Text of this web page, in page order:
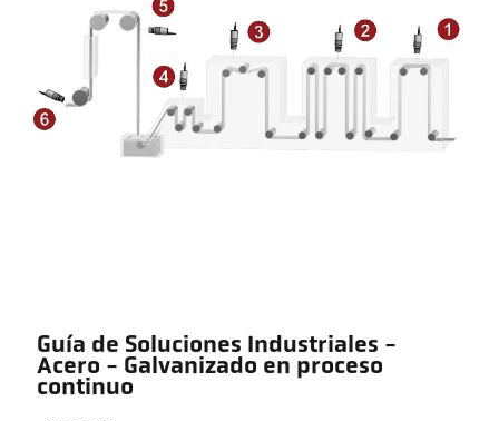
Guía de Soluciones Industriales -
Acero - Galvanizado en proceso
continuo